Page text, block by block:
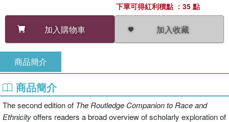
加入購物車 加入收藏
下單可得紅利積點 ：35 點
商品簡介
商品簡介
The second edition of The Routledge Companion to Race and
Ethnicityoffers readers a broad overview of scholarly exploration of